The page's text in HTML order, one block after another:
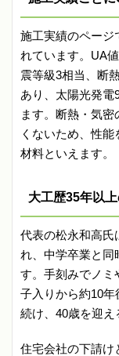
施工実績のページ
れています。UA
震等級3相当、断
あり、太陽光発電
ます。断熱・気
くないため、性
材料といえます。
大工歴35年以
代表の松永和高氏
れ、中学卒業と同
す。手刻みでノミ
子入りから約10年
続け、40歳を迎え
住宅会社の下請け